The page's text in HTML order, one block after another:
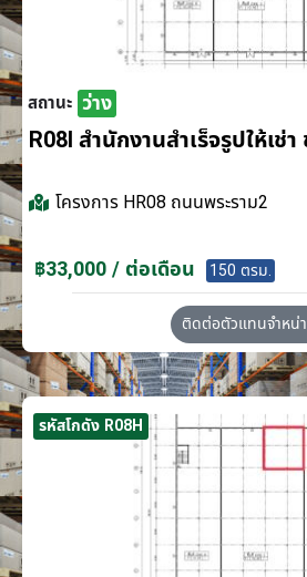
สถานะ ว่าง
R08I สำนักงานสำเร็จรูปให้เช่
โครงการ HR08 ถนนพระราม2
฿33,000 / ต่อเดือน 150 ตรม.
ติดต่อตัวแทนจำหน่
รหัสโกดัง R08H